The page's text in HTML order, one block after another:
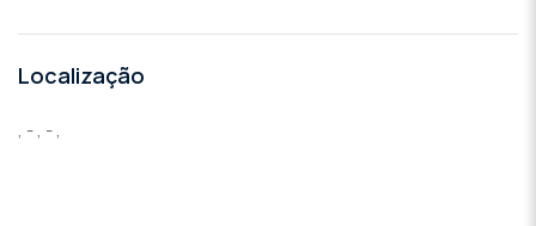
Localização
, - , - ,